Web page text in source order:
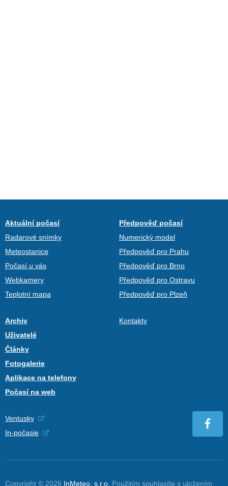
Aktuální počasí
Radarové snímky
Meteostanice
Počasí u vás
Webkamery
Teplotní mapa
Předpověď počasí
Numerický model
Předpověď pro Prahu
Předpověď pro Brno
Předpověď pro Ostravu
Předpověď pro Plzeň
Archiv
Uživatelé
Články
Fotogalerie
Aplikace na telefony
Počasí na web
Kontakty
Ventusky
In-počasie
Copyright © 2026 InMeteo, s.r.o. Použitím souhlasíte s uložením